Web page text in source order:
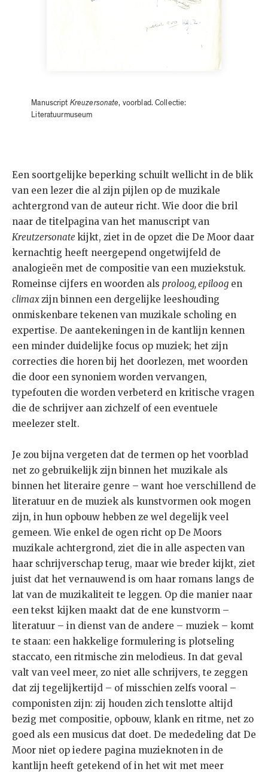
Manuscript Kreuzersonate, voorblad. Collectie:
Literatuurmuseum
Een soortgelijke beperking schuilt wellicht in de blik
van een lezer die al zijn pijlen op de muzikale
achtergrond van de auteur richt. Wie door die bril
naar de titelpagina van het manuscript van
Kreutzersonate kijkt, ziet in de opzet die De Moor daar
kernachtig heeft neergepend ongetwijfeld de
analogieën met de compositie van een muziekstuk.
Romeinse cijfers en woorden als proloog, epiloog en
climaxzijn binnen een dergelijke leeshouding
onmiskenbare tekenen van muzikale scholing en
expertise. De aantekeningen in de kantlijn kennen
een minder duidelijke focus op muziek; het zijn
correcties die horen bij het doorlezen, met woorden
die door een synoniem worden vervangen,
typefouten die worden verbeterd en kritische vragen
die de schrijver aan zichzelf of een eventuele
meelezer stelt.
Je zou bijna vergeten dat de termen op het voorblad
net zo gebruikelijk zijn binnen het muzikale als
binnen het literaire genre – want hoe verschillend de
literatuur en de muziek als kunstvormen ook mogen
zijn, in hun opbouw hebben ze wel degelijk veel
gemeen. Wie enkel de ogen richt op De Moors
muzikale achtergrond, ziet die in alle aspecten van
haar schrijverschap terug, maar wie breder kijkt, ziet
juist dat het vernauwend is om haar romans langs de
lat van de muzikaliteit te leggen. Op die manier naar
een tekst kijken maakt dat de ene kunstvorm –
literatuur – in dienst van de andere – muziek – komt
te staan: een hakkelige formulering is plotseling
staccato, een ritmische zin melodieus. In dat geval
valt van veel meer, zo niet alle schrijvers, te zeggen
dat zij tegelijkertijd – of misschien zelfs vooral –
componisten zijn: zij houden zich tenslotte altijd
bezig met compositie, opbouw, klank en ritme, net zo
goed als een musicus dat doet. De mededeling dat De
Moor niet op iedere pagina muzieknoten in de
kantlijn heeft getekend of in het wit met meer